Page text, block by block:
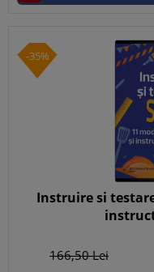
-35%
Instruire si
166,50Lei